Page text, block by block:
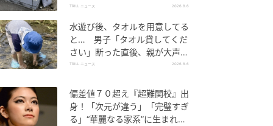
に迫られた"顛末"
TRILL ニュース 2026.8.6
水遊び後、タオルを用意してる
と… 男子「タオル貸してくだ
さい」断った直後、親が大声で
放った一言に絶句
TRILL ニュース 2026.8.6
偏差値７０超え『超難関校』出
身！「次元が違う」「完璧すぎ
る」“華麗なる家系”に生まれた